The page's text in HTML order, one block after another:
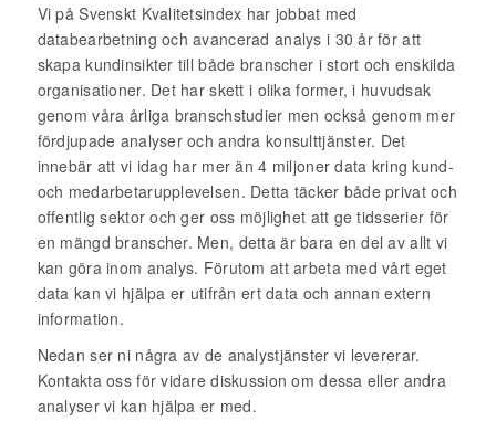
Vi på Svenskt Kvalitetsindex har jobbat med
databearbetning och avancerad analys i 30 år för att
skapa kundinsikter till både branscher i stort och enskilda
organisationer. Det har skett i olika former, i huvudsak
genom våra årliga branschstudier men också genom mer
fördjupade analyser och andra konsulttjänster. Det
innebär att vi idag har mer än 4 miljoner data kring kund-
och medarbetarupplevelsen. Detta täcker både privat och
offentlig sektor och ger oss möjlighet att ge tidsserier för
en mängd branscher. Men, detta är bara en del av allt vi
kan göra inom analys. Förutom att arbeta med vårt eget
data kan vi hjälpa er utifrån ert data och annan extern
information.
Nedan ser ni några av de analystjänster vi levererar.
Kontakta oss för vidare diskussion om dessa eller andra
analyser vi kan hjälpa er med.